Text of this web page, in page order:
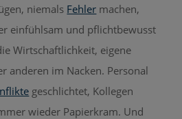
niemals Fehler machen,
einfühlsam und pflichtbewusst
Wirtschaftlichkeit, eigene
anderen im Nacken. Personal
geschlichtet, Kollegen
wieder Papierkram. Und